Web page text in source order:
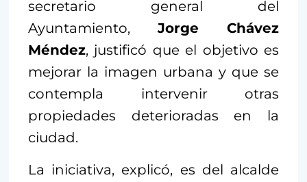
secretario general del
Ayuntamiento,Jorge Chávez
Méndez, justificó que el objetivo es
mejorar la imagen urbana y que se
contempla intervenir otras
propiedades deterioradas en la
ciudad.
La iniciativa, explicó, es del alcalde